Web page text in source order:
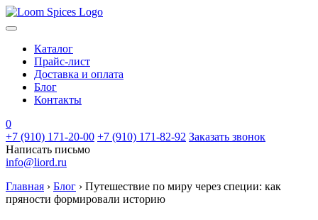
Каталог
Прайс-лист
Доставка и оплата
Блог
Контакты
0
+7 (910) 171-20-00 +7 (910) 171-82-92 Заказать звонок
Написать письмо
info@liord.ru
Главная › Блог › Путешествие по миру через специи: как
пряности формировали историю